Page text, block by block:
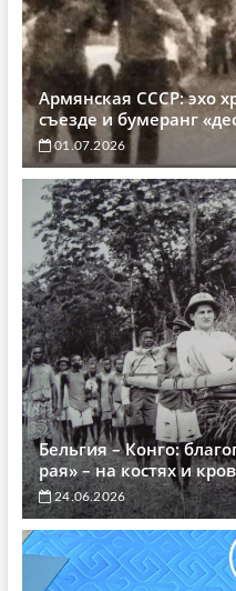
Армянская СССР: эхо
съезде и бумеранг
01.07.2026
Бельгия – Конго:
рая» – на костях и
24.06.2026